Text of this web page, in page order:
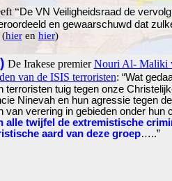
“De VN Veiligheidsraad de
en gewaarschuwd dat
(hieren hier)
De Irakese premierNouri Al- Maliki
van de ISIS terroristen: “Wat
terroristen tuig tegen onze
Ninevah en hun agressie tegen
van verering in gebieden onder hun
alle twijfel de extremistische
aard van deze groep…..”